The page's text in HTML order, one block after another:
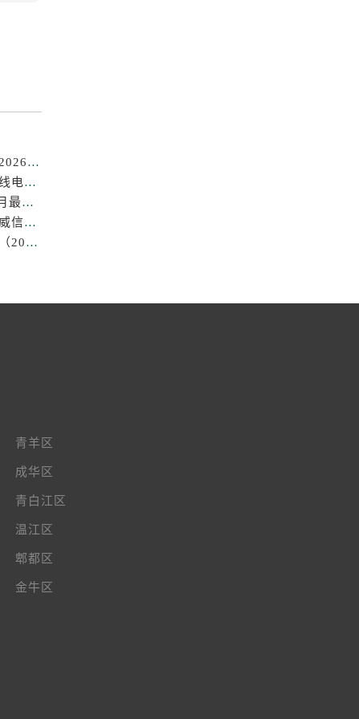
成都劳力士售后维修电话专业保养服务中心权威公示（2026年7月最新）
亲身探访成都劳力士官方售后服务中心｜全部地址及热线电话（2026年7月最新）
成都劳力士中心售后维修保养服务权威公示（2026年7月最新）
成都劳力士官方售后服务中心｜最新热线及维修地址权威信息公示（2026年7月最新）
成都劳力士售后中心专业手表维修与保养服务权威公示（2026年7月最新）
青羊区
成华区
青白江区
温江区
郫都区
金牛区